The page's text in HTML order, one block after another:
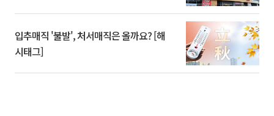
입추매직 '불발', 처서매직은 올까요? [해
시태그]